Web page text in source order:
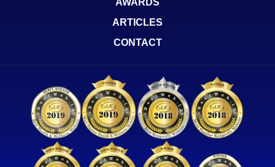
AWARDS
ARTICLES
CONTACT